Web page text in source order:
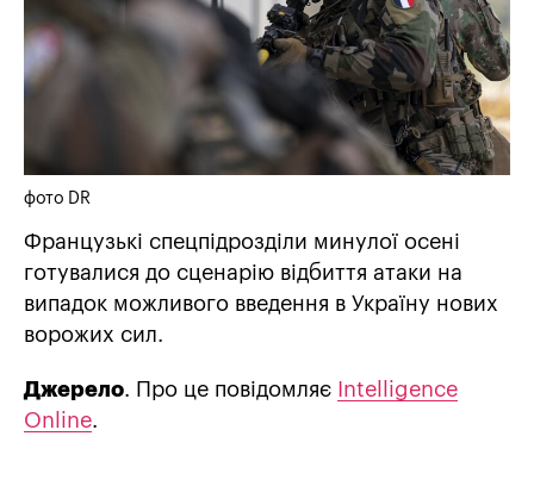
фото DR
Французькі спецпідрозділи минулої осені
готувалися до сценарію відбиття атаки на
випадок можливого введення в Україну нових
ворожих сил.
Джерело. Про це повідомляє
Intelligence
Online.